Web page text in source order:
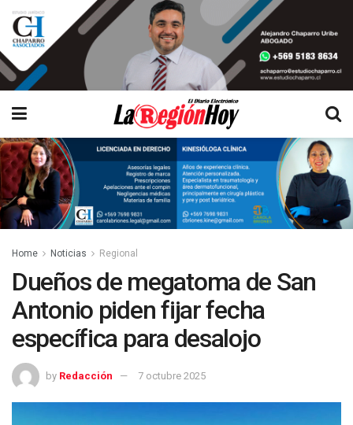
Home Noticias Regional
Dueños de megatoma de San
Antonio piden fijar fecha
específica para desalojo
by Redacción 7 octubre 2025